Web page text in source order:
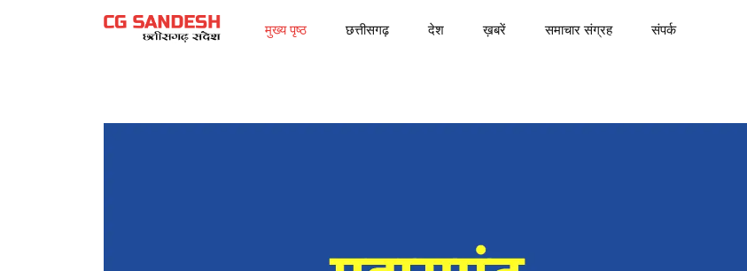
मुख्य पृष्ठ छत्तीसगढ़ देश ख़बरें समाचार संग्रह संपर्क